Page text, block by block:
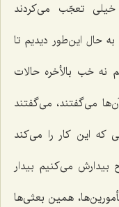
تعجّب می‌کردند
حال این‌طور دیدیم تا
خب بالأخره حالات
می‌گفتند، می‌گفتند
این کار را می‌کند
بیدارش می‌کنیم بیدار
همین بعثی‌ها